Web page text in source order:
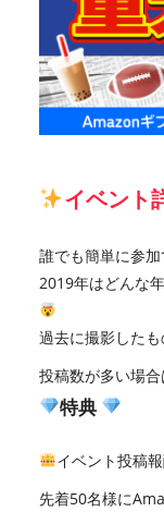
イベント
誰でも簡単に参
2019年はどんな
過去に撮影した
投稿数が多い場
特典
イベント投稿
先着50名様に